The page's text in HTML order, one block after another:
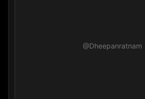
@Dheepanratnam